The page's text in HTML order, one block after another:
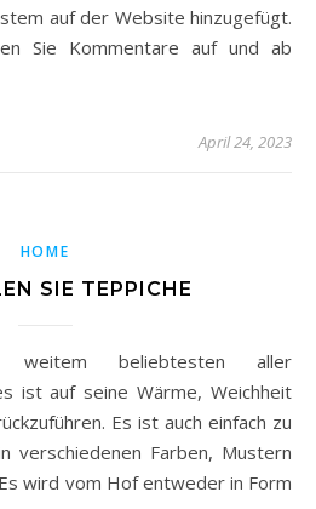
auf der Website hinzugefügt.
Sie Kommentare auf und ab
April 24, 2023
HOME
SIE TEPPICHE
ist auf seine Wärme, Weichheit
Es ist auch einfach zu
verschiedenen Farben, Mustern
wird vom Hof ​​entweder in Form